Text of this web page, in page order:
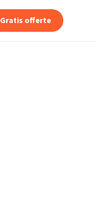
Gratis offerte